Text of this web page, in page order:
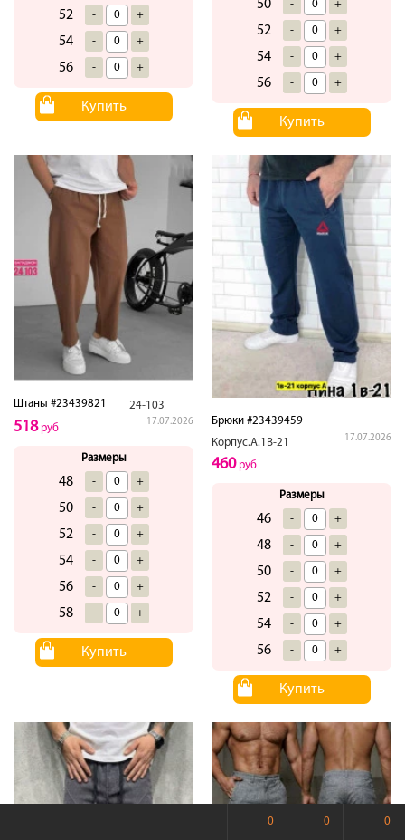
52 - +
54 - +
56 - +
Купить
50 - +
52 - +
54 - +
56 - +
Купить
Штаны #23439821 24-103
17.07.2026
518руб
Размеры
48 - +
50 - +
52 - +
54 - +
56 - +
58 - +
Купить
Брюки #23439459
Корпус.А.1В-21
17.07.2026
460руб
Размеры
46 - +
48 - +
50 - +
52 - +
54 - +
56 - +
Купить
0 0 0